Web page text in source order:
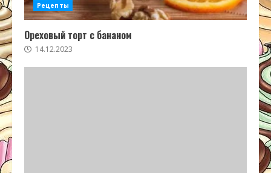
Рецепты
Ореховый торт с бананом
14.12.2023